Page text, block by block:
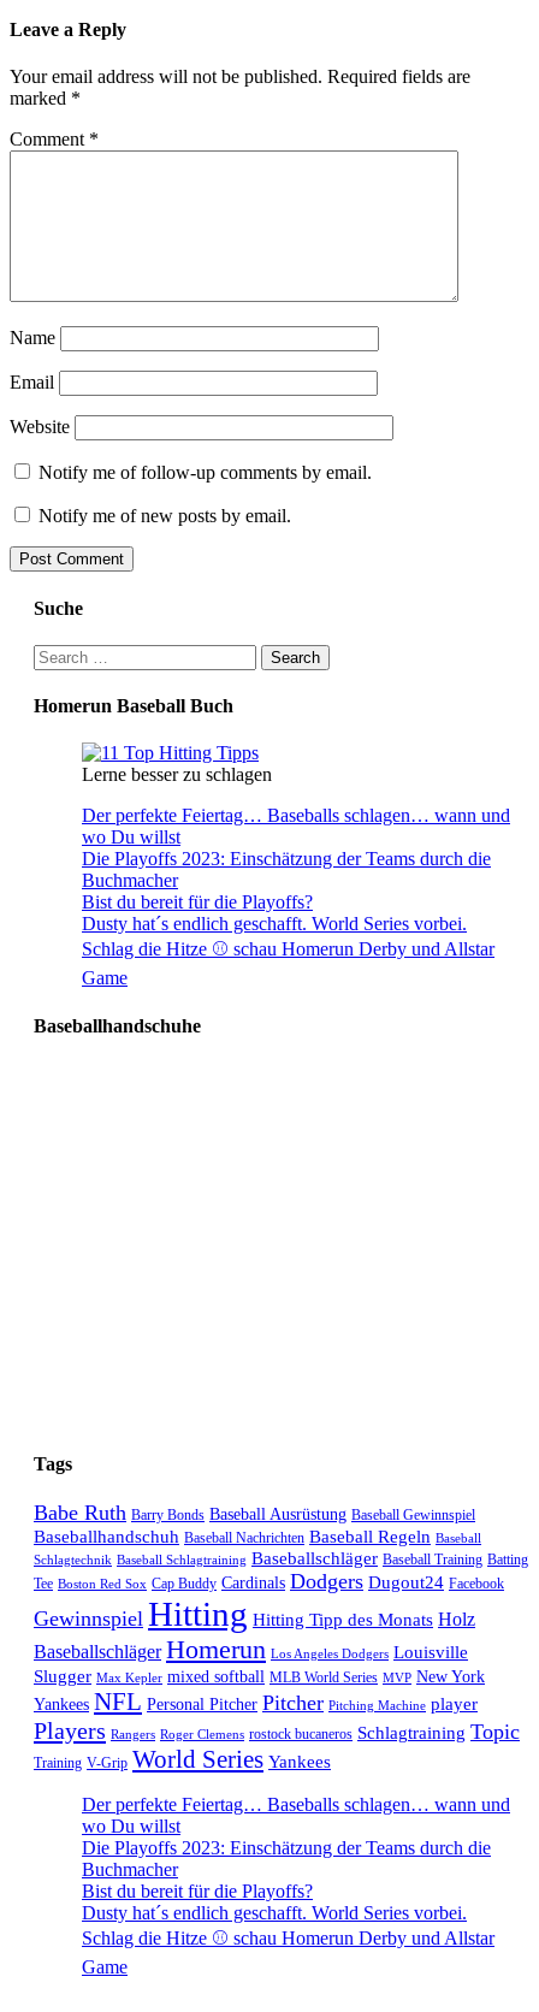
Leave a Reply
Your email address will not be published. Required fields are
marked *
Comment *
Name
Email
Website
Notify me of follow-up comments by email.
Notify me of new posts by email.
Suche
Search
for:
Homerun Baseball Buch
Lerne besser zu schlagen
Der perfekte Feiertag… Baseballs schlagen… wann und
wo Du willst
Die Playoffs 2023: Einschätzung der Teams durch die
Buchmacher
Bist du bereit für die Playoffs?
Dusty hat´s endlich geschafft. World Series vorbei.
Schlag die Hitze ⚾️ schau Homerun Derby und Allstar
Game
Baseballhandschuhe
Tags
Babe Ruth Barry Bonds Baseball Ausrüstung Baseball Gewinnspiel
Baseballhandschuh Baseball Nachrichten Baseball Regeln Baseball
Schlagtechnik Baseball Schlagtraining Baseballschläger Baseball Training Batting
Tee Boston Red Sox Cap Buddy Cardinals Dodgers Dugout24 Facebook
Gewinnspiel Hitting Hitting Tipp des Monats Holz
Baseballschläger Homerun Los Angeles Dodgers Louisville
Slugger Max Kepler mixed softball MLB World Series MVP New York
Yankees NFL Personal Pitcher Pitcher Pitching Machine player
Players Rangers Roger Clemens rostock bucaneros Schlagtraining Topic
Training V-Grip World Series Yankees
Der perfekte Feiertag… Baseballs schlagen… wann und
wo Du willst
Die Playoffs 2023: Einschätzung der Teams durch die
Buchmacher
Bist du bereit für die Playoffs?
Dusty hat´s endlich geschafft. World Series vorbei.
Schlag die Hitze ⚾️ schau Homerun Derby und Allstar
Game